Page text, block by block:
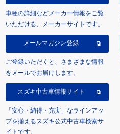
車種の詳細などメーカー情報をご覧
いただける、メーカーサイトです。
メールマガジン登録
ご登録いただくと、さまざまな情報
をメールでお届けします。
スズキ中古車情報サイト
「安心・納得・充実」なラインアッ
プを揃えるスズキ公式中古車検索サ
イトです。